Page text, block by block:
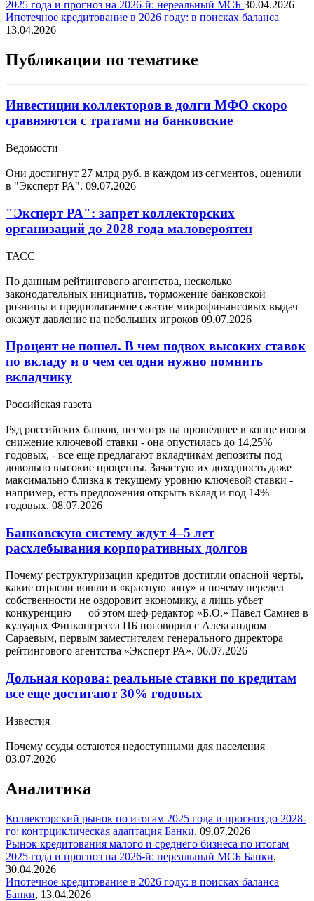
2025 года и прогноз на 2026-й: нереальный МСБ 30.04.2026
Ипотечное кредитование в 2026 году: в поисках баланса
13.04.2026
Публикации по тематике
Инвестиции коллекторов в долги МФО скоро
сравняются с тратами на банковские
Ведомости
Они достигнут 27 млрд руб. в каждом из сегментов, оценили
в "Эксперт РА". 09.07.2026
"Эксперт РА": запрет коллекторских
организаций до 2028 года маловероятен
ТАСС
По данным рейтингового агентства, несколько
законодательных инициатив, торможение банковской
розницы и предполагаемое сжатие микрофинансовых выдач
окажут давление на небольших игроков 09.07.2026
Процент не пошел. В чем подвох высоких ставок
по вкладу и о чем сегодня нужно помнить
вкладчику
Российская газета
Ряд российских банков, несмотря на прошедшее в конце июня
снижение ключевой ставки - она опустилась до 14,25%
годовых, - все еще предлагают вкладчикам депозиты под
довольно высокие проценты. Зачастую их доходность даже
максимально близка к текущему уровню ключевой ставки -
например, есть предложения открыть вклад и под 14%
годовых. 08.07.2026
Банковскую систему ждут 4–5 лет
расхлебывания корпоративных долгов
Почему реструктуризации кредитов достигли опасной черты,
какие отрасли вошли в «красную зону» и почему передел
собственности не оздоровит экономику, а лишь убьет
конкуренцию — об этом шеф-редактор «Б.О.» Павел Самиев в
кулуарах Финконгресса ЦБ поговорил с Александром
Сараевым, первым заместителем генерального директора
рейтингового агентства «Эксперт РА». 06.07.2026
Дольная корова: реальные ставки по кредитам
все еще достигают 30% годовых
Известия
Почему ссуды остаются недоступными для населения
03.07.2026
Аналитика
Коллекторский рынок по итогам 2025 года и прогноз до 2028-
го: контрциклическая адаптация Банки, 09.07.2026
Рынок кредитования малого и среднего бизнеса по итогам
2025 года и прогноз на 2026-й: нереальный МСБ Банки,
30.04.2026
Ипотечное кредитование в 2026 году: в поисках баланса
Банки, 13.04.2026